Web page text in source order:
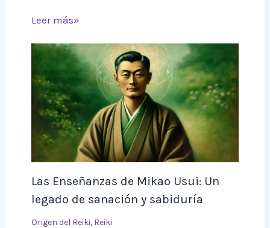
Leer más»
Las Enseñanzas de Mikao Usui: Un
legado de sanación y sabiduría
Origen del Reiki, Reiki